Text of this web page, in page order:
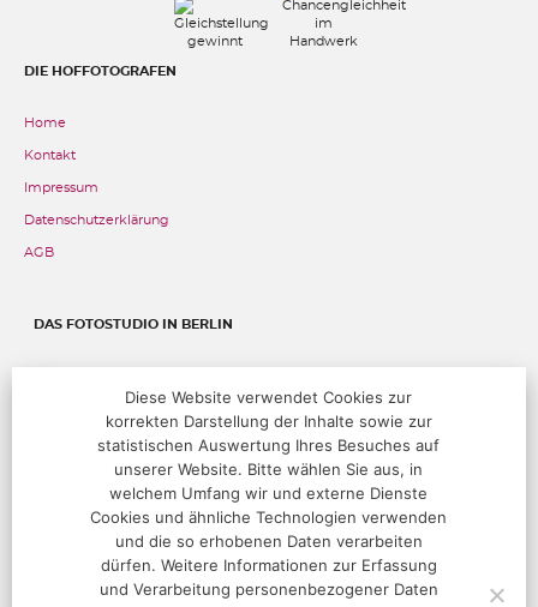
DIE HOFFOTOGRAFEN
Home
Kontakt
Impressum
Datenschutzerklärung
AGB
DAS FOTOSTUDIO IN BERLIN
+49 (0)30 283 05 68 00
studio@hoffotografen.de
ÖFFNUNGSZEITEN
Termine nur nach Vereinbarung
Diese Website verwendet Cookies zur
korrekten Darstellung der Inhalte sowie zur
statistischen Auswertung Ihres Besuches auf
unserer Website. Bitte wählen Sie aus, in
welchem Umfang wir und externe Dienste
Cookies und ähnliche Technologien verwenden
und die so erhobenen Daten verarbeiten
dürfen. Weitere Informationen zur Erfassung
und Verarbeitung personenbezogener Daten